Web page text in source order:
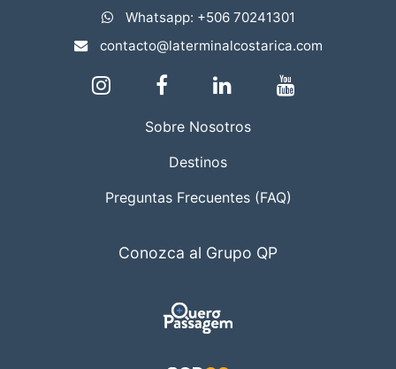
Whatsapp: +506 70241301
contacto@laterminalcostarica.com
Sobre Nosotros
Destinos
Preguntas Frecuentes (FAQ)
Conozca al Grupo QP